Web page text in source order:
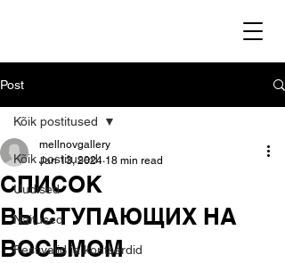
Post
Kõik postitused
Uudised
Näitused
Festivalid ja kontserdid
Kõik postitused
СПИСОК
ВЫСТУПАЮЩИХ НА
ВОСЬМОМ
mellnovgallery
Jan 13, 2024 18 min read